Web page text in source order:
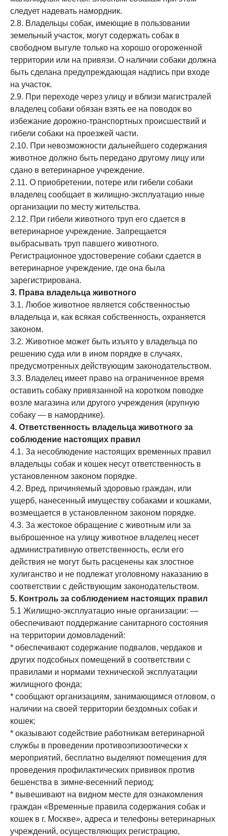
следует надевать намордник.
2.8. Владельцы собак, имеющие в пользовании
земельный участок, могут содержать собак в
свободном выгуле только на хорошо огороженной
территории или на привязи. О наличии собаки должна
быть сделана предупреждающая надпись при входе
на участок.
2.9. При переходе через улицу и вблизи магистралей
владелец собаки обязан взять ее на поводок во
избежание дорожно-транспортных происшествий и
гибели собаки на проезжей части.
2.10. При невозможности дальнейшего содержания
животное должно быть передано другому лицу или
сдано в ветеринарное учреждение.
2.11. О приобретении, потере или гибели собаки
владелец сообщает в жилищно-эксплуатацио нные
организации по месту жительства.
2.12. При гибели животного труп его сдается в
ветеринарное учреждение. Запрещается
выбрасывать труп павшего животного.
Регистрационное удостоверение собаки сдается в
ветеринарное учреждение, где она была
зарегистрирована.
3. Права владельца животного
3.1. Любое животное является собственностью
владельца и, как всякая собственность, охраняется
законом.
3.2. Животное может быть изъято у владельца по
решению суда или в ином порядке в случаях,
предусмотренных действующим законодательством.
3.3. Владелец имеет право на ограниченное время
оставить собаку привязанной на коротком поводке
возле магазина или другого учреждения (крупную
собаку — в наморднике).
4. Ответственность владельца животного за
соблюдение настоящих правил
4.1. За несоблюдение настоящих временных правил
владельцы собак и кошек несут ответственность в
установленном законом порядке.
4.2. Вред, причиняемый здоровью граждан, или
ущерб, нанесенный имуществу собаками и кошками,
возмещается в установленном законом порядке.
4.3. За жестокое обращение с животным или за
выброшенное на улицу животное владелец несет
административную ответственность, если его
действия не могут быть расценены как злостное
хулиганство и не подлежат уголовному наказанию в
соответствии с действующим законодательством.
5. Контроль за соблюдением настоящих правил
5.1 Жилищно-эксплуатацио нные организации: —
обеспечивают поддержание санитарного состояния
на территории домовладений:
* обеспечивают содержание подвалов, чердаков и
других подсобных помещений в соответствии с
правилами и нормами технической эксплуатации
жилищного фонда;
* сообщают организациям, занимающимся отловом, о
наличии на своей территории бездомных собак и
кошек;
* оказывают содействие работникам ветеринарной
службы в проведении противоэпизоотически х
мероприятий, бесплатно выделяют помещения для
проведения профилактических прививок против
бешенства в зимне-весенний период;
* вывешивают на видном месте для ознакомления
граждан «Временные правила содержания собак и
кошек в г. Москве», адреса и телефоны ветеринарных
учреждений, осуществляющих регистрацию,